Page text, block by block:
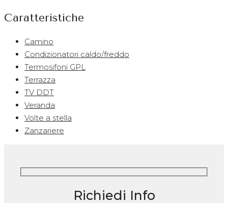
Caratteristiche
Camino
Condizionatori caldo/freddo
Termosifoni GPL
Terrazza
TV DDT
Veranda
Volte a stella
Zanzariere
Richiedi Info